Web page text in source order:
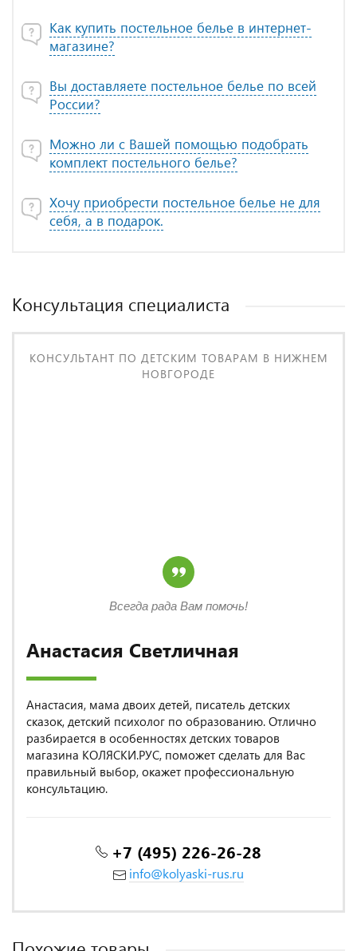
Как купить постельное белье в интернет-
магазине?
Вы доставляете постельное белье по всей
России?
Можно ли с Вашей помощью подобрать
комплект постельного белье?
Хочу приобрести постельное белье не для
себя, а в подарок.
Консультация специалиста
КОНСУЛЬТАНТ ПО ДЕТСКИМ ТОВАРАМ В НИЖНЕМ
НОВГОРОДЕ
Анастасия Светличная
Анастасия, мама двоих детей, писатель детских
сказок, детский психолог по образованию. Отлично
разбирается в особенностях детских товаров
магазина КОЛЯСКИ.РУС, поможет сделать для Вас
правильный выбор, окажет профессиональную
консультацию.
+7 (495) 226-26-28
info@kolyaski-rus.ru
Всегда рада Вам помочь!